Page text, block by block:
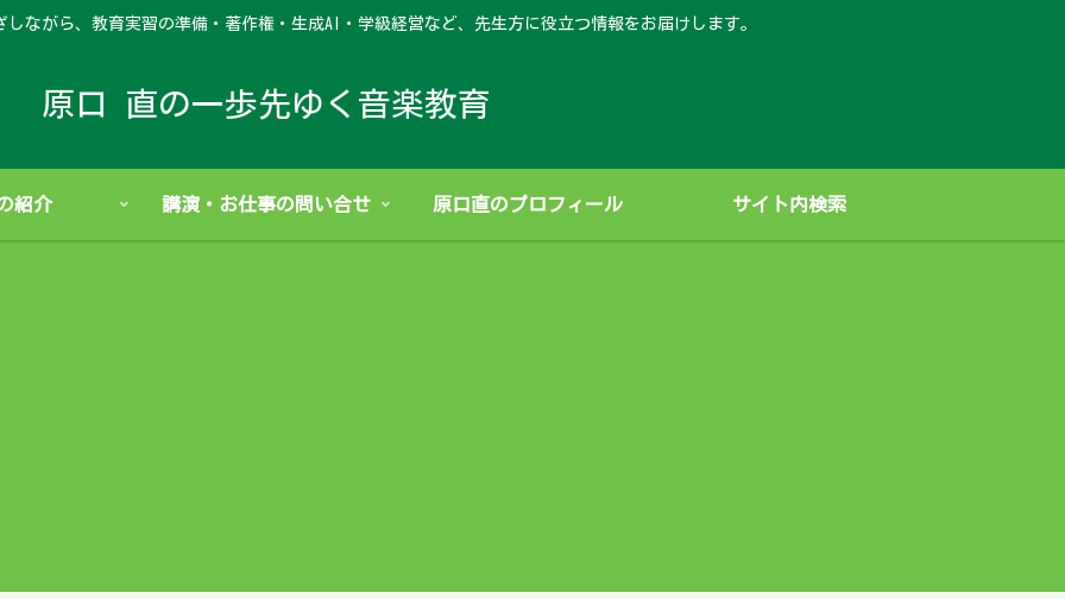
ながら、教育実習の準備・著作権・生成AI・学級経営など、先生方に役立つ情報をお届けします。
原口 直の一歩先ゆく音楽教育
紹介 講演・お仕事の問い合せ 原口直のプロフィール サイト内検索